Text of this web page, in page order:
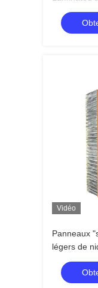
film de
Vidéo
Panneaux
légers de
et la